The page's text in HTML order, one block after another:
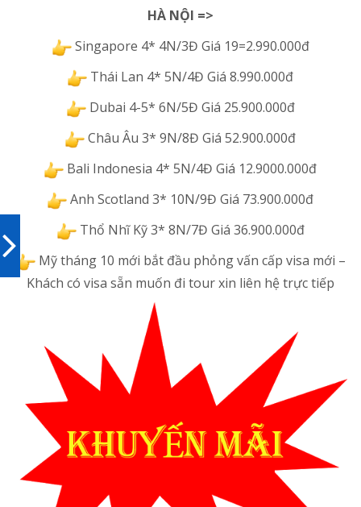
HÀ NỘI =>
Singapore 4* 4N/3Đ Giá 19=2.990.000đ
Thái Lan 4* 5N/4Đ Giá 8.990.000đ
Dubai 4-5* 6N/5Đ Giá 25.900.000đ
Châu Âu 3* 9N/8Đ Giá 52.900.000đ
Bali Indonesia 4* 5N/4Đ Giá 12.9000.000đ
Anh Scotland 3* 10N/9Đ Giá 73.900.000đ
Thổ Nhĩ Kỹ 3* 8N/7Đ Giá 36.900.000đ
Mỹ tháng 10 mới bắt đầu phỏng vấn cấp visa mới –
Khách có visa sẵn muốn đi tour xin liên hệ trực tiếp